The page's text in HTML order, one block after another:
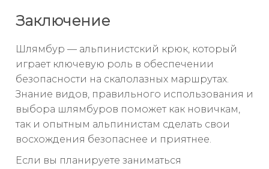
Заключение
Шлямбур — альпинистский крюк, который
играет ключевую роль в обеспечении
безопасности на скалолазных маршрутах.
Знание видов, правильного использования и
выбора шлямбуров поможет как новичкам,
так и опытным альпинистам сделать свои
восхождения безопаснее и приятнее.
Если вы планируете заниматься